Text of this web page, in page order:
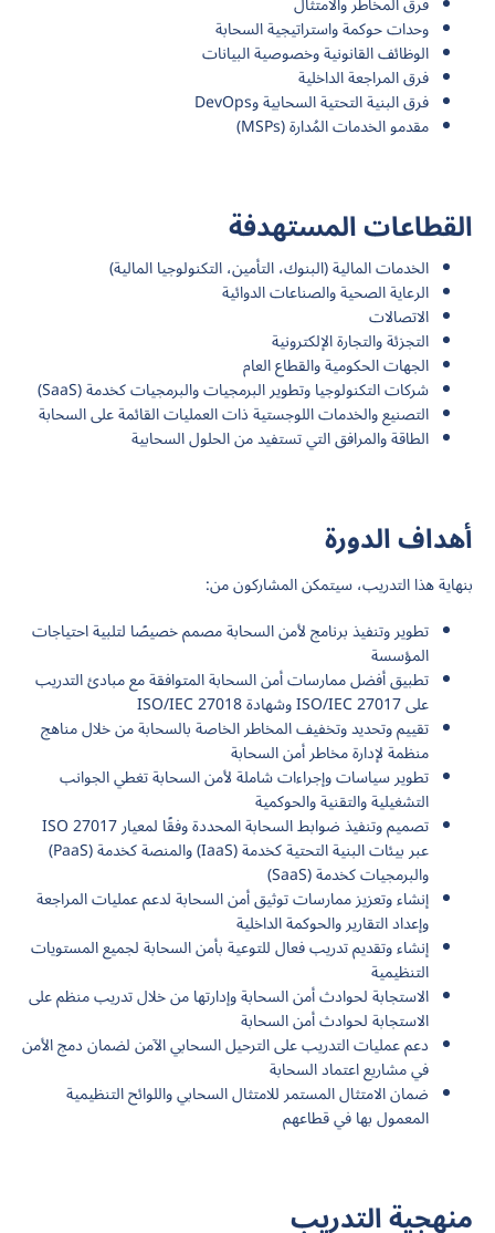
وحدات حوكمة واستراتيجية السحابة
الوظائف القانونية وخصوصية البيانات
فرق المراجعة الداخلية
فرق البنية التحتية السحابية وDevOps
مقدمو الخدمات المُدارة (MSPs)
القطاعات المستهدفة
الخدمات المالية (البنوك، التأمين، التكنولوجيا المالية)
الرعاية الصحية والصناعات الدوائية
الاتصالات
التجزئة والتجارة الإلكترونية
الجهات الحكومية والقطاع العام
شركات التكنولوجيا وتطوير البرمجيات والبرمجيات كخدمة (SaaS)
التصنيع والخدمات اللوجستية ذات العمليات القائمة على السحابة
الطاقة والمرافق التي تستفيد من الحلول السحابية
أهداف الدورة
بنهاية هذا التدريب، سيتمكن المشاركون من:
تطوير وتنفيذ برنامج لأمن السحابة مصمم خصيصًا لتلبية احتياجات
المؤسسة
تطبيق أفضل ممارسات أمن السحابة المتوافقة مع مبادئ التدريب
على ISO/IEC 27017 وشهادة ISO/IEC 27018
تقييم وتحديد وتخفيف المخاطر الخاصة بالسحابة من خلال مناهج
منظمة لإدارة مخاطر أمن السحابة
تطوير سياسات وإجراءات شاملة لأمن السحابة تغطي الجوانب
التشغيلية والتقنية والحوكمية
تصميم وتنفيذ ضوابط السحابة المحددة وفقًا لمعيار ISO 27017
عبر بيئات البنية التحتية كخدمة (IaaS) والمنصة كخدمة (PaaS)
والبرمجيات كخدمة (SaaS)
إنشاء وتعزيز ممارسات توثيق أمن السحابة لدعم عمليات المراجعة
وإعداد التقارير والحوكمة الداخلية
إنشاء وتقديم تدريب فعال للتوعية بأمن السحابة لجميع المستويات
التنظيمية
الاستجابة لحوادث أمن السحابة وإدارتها من خلال تدريب منظم على
الاستجابة لحوادث أمن السحابة
دعم عمليات التدريب على الترحيل السحابي الآمن لضمان دمج الأمن
في مشاريع اعتماد السحابة
ضمان الامتثال المستمر للامتثال السحابي واللوائح التنظيمية
المعمول بها في قطاعهم
منهجية التدريب